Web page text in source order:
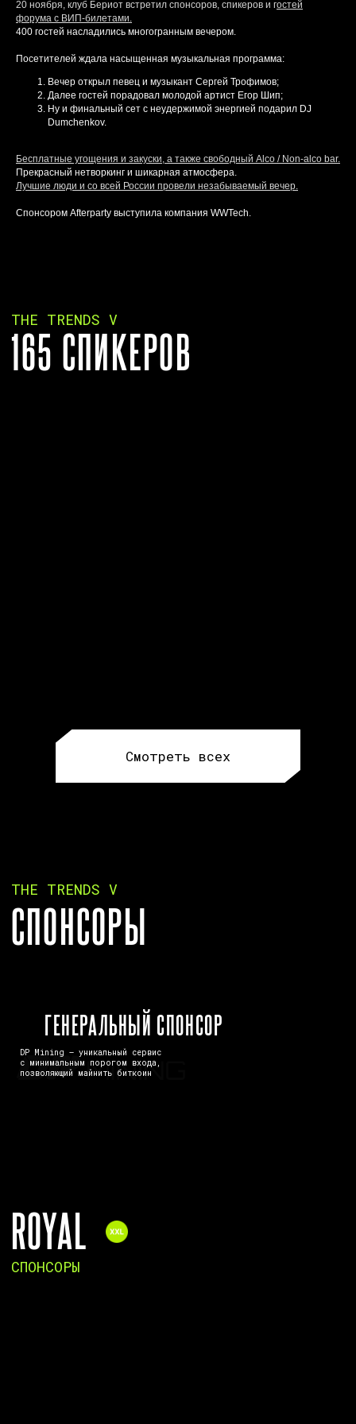
20 ноября, клуб Бериот встретил спонсоров, спикеров и гостей
форума с ВИП-билетами.
400 гостей насладились многогранным вечером.
Посетителей ждала насыщенная музыкальная программа:
Вечер открыл певец и музыкант Сергей Трофимов;
Далее гостей порадовал молодой артист Егор Шип;
Ну и финальный сет с неудержимой энергией подарил DJ
Dumchenkov.
Бесплатные угощения и закуски, а также свободный Alco / Non-alco bar.
Прекрасный нетворкинг и шикарная атмосфера.
Лучшие люди и со всей России провели незабываемый вечер.
Спонсором Afterparty выступила компания WWTech.
СПОНСОРЫ
THE TRENDS V